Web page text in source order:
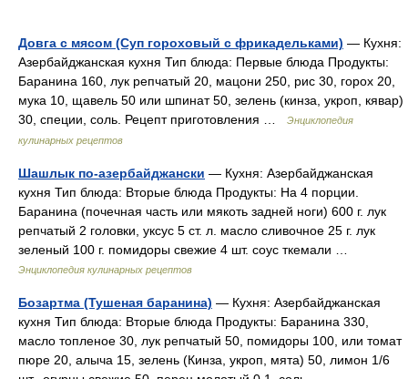
Довга с мясом (Суп гороховый с фрикадельками) — Кухня:
Азербайджанская кухня Тип блюда: Первые блюда Продукты:
Баранина 160, лук репчатый 20, мацони 250, рис 30, горох 20,
мука 10, щавель 50 или шпинат 50, зелень (кинза, укроп, кявар)
30, специи, соль. Рецепт приготовления …
Энциклопедия
кулинарных рецептов
Шашлык по-азербайджански — Кухня: Азербайджанская
кухня Тип блюда: Вторые блюда Продукты: На 4 порции.
Баранина (почечная часть или мякоть задней ноги) 600 г. лук
репчатый 2 головки, уксус 5 ст. л. масло сливочное 25 г. лук
зеленый 100 г. помидоры свежие 4 шт. соус ткемали …
Энциклопедия кулинарных рецептов
Бозартма (Тушеная баранина) — Кухня: Азербайджанская
кухня Тип блюда: Вторые блюда Продукты: Баранина 330,
масло топленое 30, лук репчатый 50, помидоры 100, или томат
пюре 20, алыча 15, зелень (Кинза, укроп, мята) 50, лимон 1/6